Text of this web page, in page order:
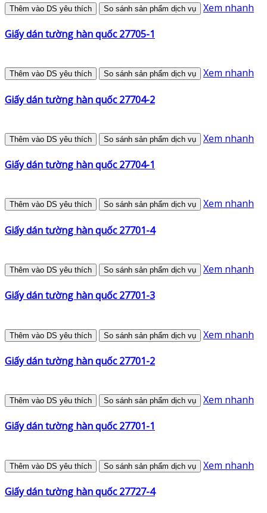
Thêm vào DS yêu thích So sánh sản phẩm dịch vụ Xem nhanh
Giấy dán tường hàn quốc 27705-1
Thêm vào DS yêu thích So sánh sản phẩm dịch vụ Xem nhanh
Giấy dán tường hàn quốc 27704-2
Thêm vào DS yêu thích So sánh sản phẩm dịch vụ Xem nhanh
Giấy dán tường hàn quốc 27704-1
Thêm vào DS yêu thích So sánh sản phẩm dịch vụ Xem nhanh
Giấy dán tường hàn quốc 27701-4
Thêm vào DS yêu thích So sánh sản phẩm dịch vụ Xem nhanh
Giấy dán tường hàn quốc 27701-3
Thêm vào DS yêu thích So sánh sản phẩm dịch vụ Xem nhanh
Giấy dán tường hàn quốc 27701-2
Thêm vào DS yêu thích So sánh sản phẩm dịch vụ Xem nhanh
Giấy dán tường hàn quốc 27701-1
Thêm vào DS yêu thích So sánh sản phẩm dịch vụ Xem nhanh
Giấy dán tường hàn quốc 27727-4